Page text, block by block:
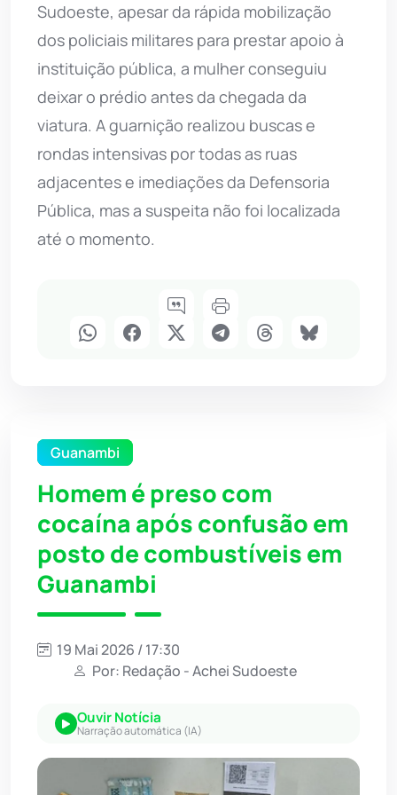
Sudoeste, apesar da rápida mobilização
dos policiais militares para prestar apoio à
instituição pública, a mulher conseguiu
deixar o prédio antes da chegada da
viatura. A guarnição realizou buscas e
rondas intensivas por todas as ruas
adjacentes e imediações da Defensoria
Pública, mas a suspeita não foi localizada
até o momento.
Guanambi
Homem é preso com
cocaína após confusão em
posto de combustíveis em
Guanambi
19 Mai 2026 / 17:30
Por: Redação - Achei Sudoeste
Ouvir Notícia
Narração automática (IA)